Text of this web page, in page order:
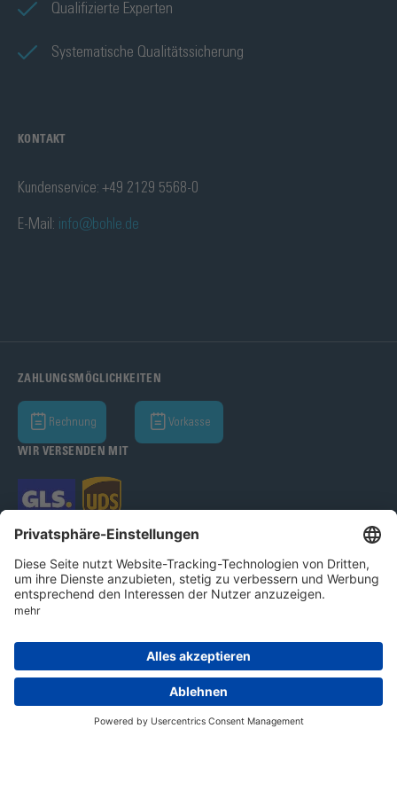
Qualifizierte Experten
Systematische Qualitätssicherung
KONTAKT
Kundenservice: +49 2129 5568-0
E-Mail: info@bohle.de
ZAHLUNGSMÖGLICHKEITEN
Rechnung Vorkasse
WIR VERSENDEN MIT
Bohle AG 2026
Impressum